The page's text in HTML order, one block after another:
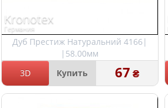
Дуб Престиж Натуральний 4166|
|58.00мм
Kronotex
Германия
3D Купить 67 ₴